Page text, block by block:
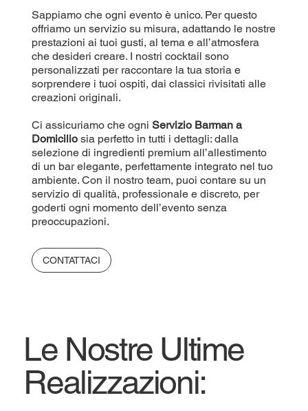
Sappiamo che ogni evento è unico. Per questo
offriamo un servizio su misura, adattando le nostre
prestazioni ai tuoi gusti, al tema e all’atmosfera
che desideri creare. I nostri cocktail sono
personalizzati per raccontare la tua storia e
sorprendere i tuoi ospiti, dai classici rivisitati alle
creazioni originali.
Ci assicuriamo che ogni Servizio Barman a
Domiciliosia perfetto in tutti i dettagli: dalla
selezione di ingredienti premium all’allestimento
di un bar elegante, perfettamente integrato nel tuo
ambiente. Con il nostro team, puoi contare su un
servizio di qualità, professionale e discreto, per
goderti ogni momento dell’evento senza
preoccupazioni.
CONTATTACI
Le Nostre Ultime
Realizzazioni: